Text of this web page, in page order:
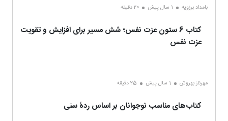
بامداد برزویه 1 سال پیش 20 دقیقه
کتاب 6 ستون عزت نفس؛ شش مسیر برای افزایش و تقویت
عزت نفس
مهرناز بهروش 1 سال پیش 25 دقیقه
کتاب‌های مناسب نوجوانان بر اساس ردۀ سنی